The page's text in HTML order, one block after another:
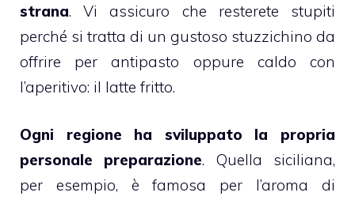
strana. Vi assicuro che resterete stupiti
perché si tratta di un gustoso stuzzichino da
offrire per antipasto oppure caldo con
l’aperitivo: il latte fritto.
Ogni regione ha sviluppato la propria
personale preparazione. Quella siciliana,
per esempio, è famosa per l’aroma di